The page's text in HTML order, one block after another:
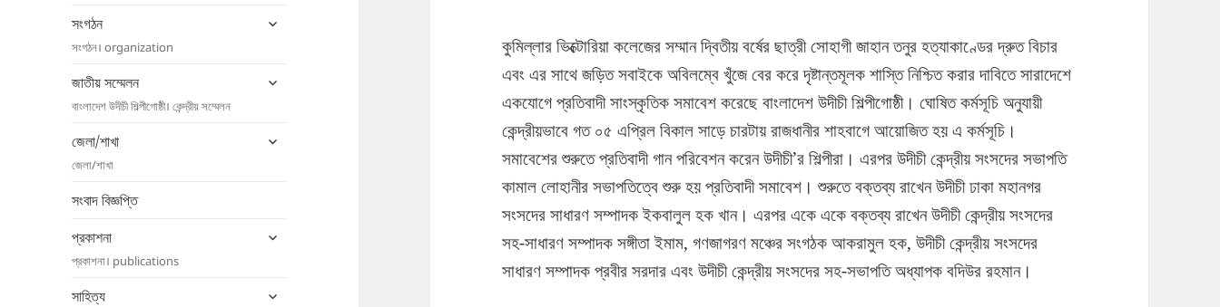
সংগঠন
সংগঠন। organization
expand
জাতীয় সম্মেলন
বাংলাদেশ উদীচী শিল্পীগোষ্ঠী। কেন্দ্রীয় সম্মেলন
expand
জেলা/শাখা
জেলা/শাখা
expand
সংবাদ বিজ্ঞপ্তি
প্রকাশনা
প্রকাশনা। publications
expand
সাহিত্য
expand
কুমিল্লার ভিক্টোরিয়া কলেজের সম্মান দ্বিতীয় বর্ষের ছাত্রী সোহাগী জাহান তনুর হত্যাকাণ্ডের দ্রুত বিচার
এবং এর সাথে জড়িত সবাইকে অবিলম্বে খুঁজে বের করে দৃষ্টান্তমূলক শাস্তি নিশ্চিত করার দাবিতে সারাদেশে
একযোগে প্রতিবাদী সাংস্কৃতিক সমাবেশ করেছে বাংলাদেশ উদীচী শিল্পীগোষ্ঠী। ঘোষিত কর্মসূচি অনুযায়ী
কেন্দ্রীয়ভাবে গত ০৫ এপ্রিল বিকাল সাড়ে চারটায় রাজধানীর শাহবাগে আয়োজিত হয় এ কর্মসূচি।
সমাবেশের শুরুতে প্রতিবাদী গান পরিবেশন করেন উদীচী’র শিল্পীরা। এরপর উদীচী কেন্দ্রীয় সংসদের সভাপতি
কামাল লোহানীর সভাপতিত্বে শুরু হয় প্রতিবাদী সমাবেশ। শুরুতে বক্তব্য রাখেন উদীচী ঢাকা মহানগর
সংসদের সাধারণ সম্পাদক ইকবালুল হক খান। এরপর একে একে বক্তব্য রাখেন উদীচী কেন্দ্রীয় সংসদের
সহ-সাধারণ সম্পাদক সঙ্গীতা ইমাম, গণজাগরণ মঞ্চের সংগঠক আকরামুল হক, উদীচী কেন্দ্রীয় সংসদের
সাধারণ সম্পাদক প্রবীর সরদার এবং উদীচী কেন্দ্রীয় সংসদের সহ-সভাপতি অধ্যাপক বদিউর রহমান।